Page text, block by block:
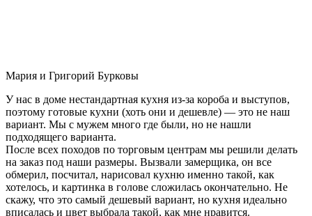
Мария и Григорий Бурковы
У нас в доме нестандартная кухня из-за короба и выступов,
поэтому готовые кухни (хоть они и дешевле) — это не наш
вариант. Мы с мужем много где были, но не нашли
подходящего варианта.
После всех походов по торговым центрам мы решили делать
на заказ под наши размеры. Вызвали замерщика, он все
обмерил, посчитал, нарисовал кухню именно такой, как
хотелось, и картинка в голове сложилась окончательно. Не
скажу, что это самый дешевый вариант, но кухня идеально
вписалась и цвет выбрала такой, как мне нравится.